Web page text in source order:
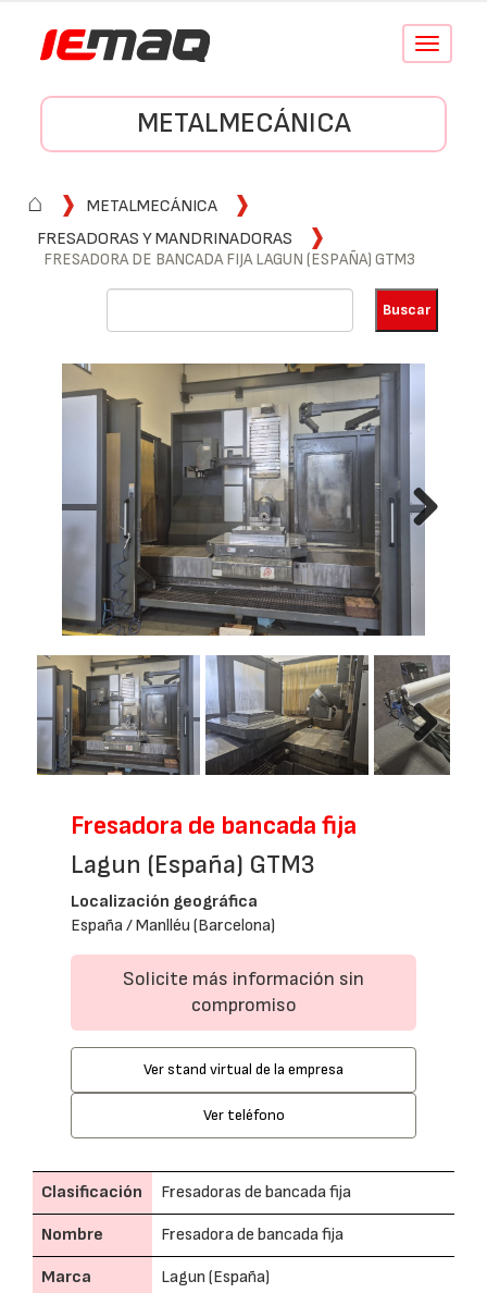
Conmutar
METALMECÁNICA
⌂
METALMECÁNICA
FRESADORAS Y MANDRINADORAS
FRESADORA DE BANCADA FIJA LAGUN (ESPAÑA) GTM3
Next
Fresadora de bancada fija
Lagun (España) GTM3
Localización geográfica
España / Manlléu (Barcelona)
Solicite más información sin
compromiso
Ver stand virtual de la empresa
Ver teléfono
Clasificación Fresadoras de bancada fija
Nombre Fresadora de bancada fija
Marca Lagun (España)